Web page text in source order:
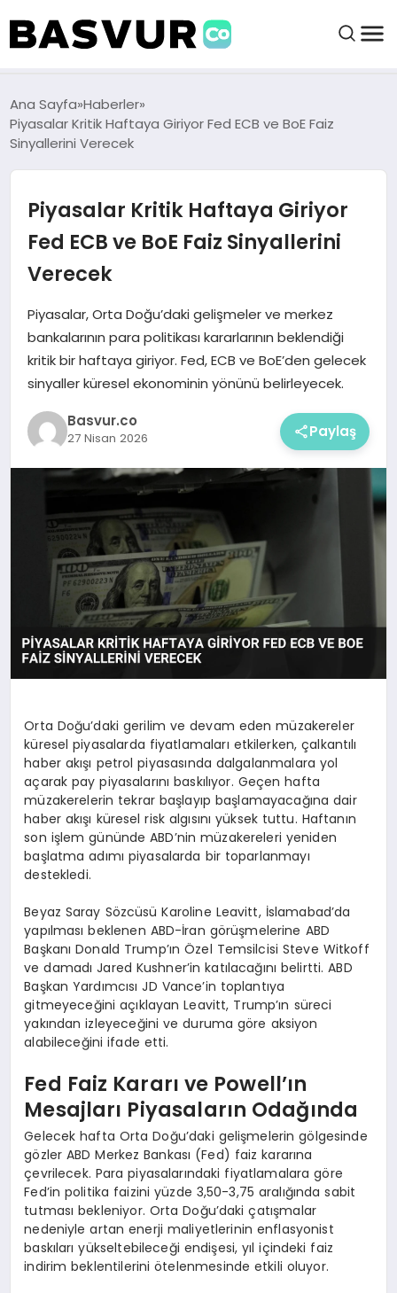
BAŞVURULAR
BAYILIKLER
HABERLER
KRIPTO HABER
Ana Sayfa Haberler
Piyasalar Kritik Haftaya Giriyor Fed ECB ve BoE Faiz
Sinyallerini Verecek
Piyasalar Kritik Haftaya Giriyor
Fed ECB ve BoE Faiz Sinyallerini
Verecek
Piyasalar, Orta Doğu’daki gelişmeler ve merkez
bankalarının para politikası kararlarının beklendiği
kritik bir haftaya giriyor. Fed, ECB ve BoE’den gelecek
sinyaller küresel ekonominin yönünü belirleyecek.
Basvur.co
27 Nisan 2026 Paylaş
Orta Doğu’daki gerilim ve devam eden müzakereler
küresel piyasalarda fiyatlamaları etkilerken, çalkantılı
haber akışı petrol piyasasında dalgalanmalara yol
açarak pay piyasalarını baskılıyor. Geçen hafta
müzakerelerin tekrar başlayıp başlamayacağına dair
haber akışı küresel risk algısını yüksek tuttu. Haftanın
son işlem gününde ABD’nin müzakereleri yeniden
başlatma adımı piyasalarda bir toparlanmayı
destekledi.
Beyaz Saray Sözcüsü Karoline Leavitt, İslamabad’da
yapılması beklenen ABD-İran görüşmelerine ABD
Başkanı Donald Trump’ın Özel Temsilcisi Steve Witkoff
ve damadı Jared Kushner’in katılacağını belirtti. ABD
Başkan Yardımcısı JD Vance’in toplantıya
gitmeyeceğini açıklayan Leavitt, Trump’ın süreci
yakından izleyeceğini ve duruma göre aksiyon
alabileceğini ifade etti.
Fed Faiz Kararı ve Powell’ın
Mesajları Piyasaların Odağında
Gelecek hafta Orta Doğu’daki gelişmelerin gölgesinde
gözler ABD Merkez Bankası (Fed) faiz kararına
çevrilecek. Para piyasalarındaki fiyatlamalara göre
Fed’in politika faizini yüzde 3,50-3,75 aralığında sabit
tutması bekleniyor. Orta Doğu’daki çatışmalar
nedeniyle artan enerji maliyetlerinin enflasyonist
baskıları yükseltebileceği endişesi, yıl içindeki faiz
indirim beklentilerini ötelenmesinde etkili oluyor.